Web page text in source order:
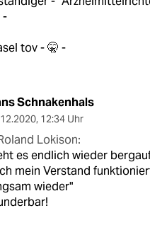
-
tov - 🤫 -
Schnakenhals
, 12:34 Uhr
Lokison:
es endlich wieder
mein Verstand
wieder"